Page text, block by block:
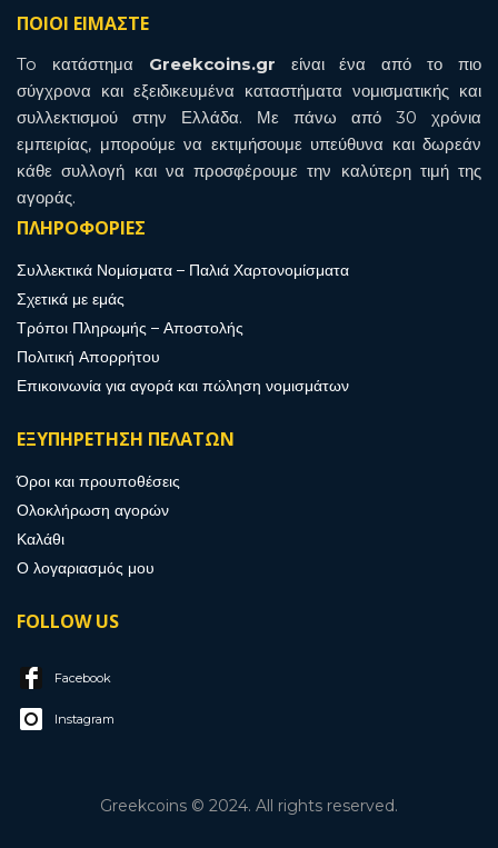
ΠΟΙΟΙ ΕΙΜΑΣΤΕ
To κατάστημα Greekcoins.gr είναι ένα από το πιο
σύγχρονα και εξειδικευμένα καταστήματα νομισματικής και
συλλεκτισμού στην Ελλάδα. Με πάνω από 30 χρόνια
εμπειρίας, μπορούμε να εκτιμήσουμε υπεύθυνα και δωρεάν
κάθε συλλογή και να προσφέρουμε την καλύτερη τιμή της
αγοράς.
ΠΛΗΡΟΦΟΡΙΕΣ
Συλλεκτικά Νομίσματα – Παλιά Χαρτονομίσματα
Σχετικά με εμάς
Τρόποι Πληρωμής – Αποστολής
Πολιτική Απορρήτου
Επικοινωνία για αγορά και πώληση νομισμάτων
ΕΞΥΠΗΡΕΤΗΣΗ ΠΕΛΑΤΩΝ
Όροι και προυποθέσεις
Ολοκλήρωση αγορών
Καλάθι
Ο λογαριασμός μου
FOLLOW US
Facebook
Instagram
Greekcoins © 2024. All rights reserved.